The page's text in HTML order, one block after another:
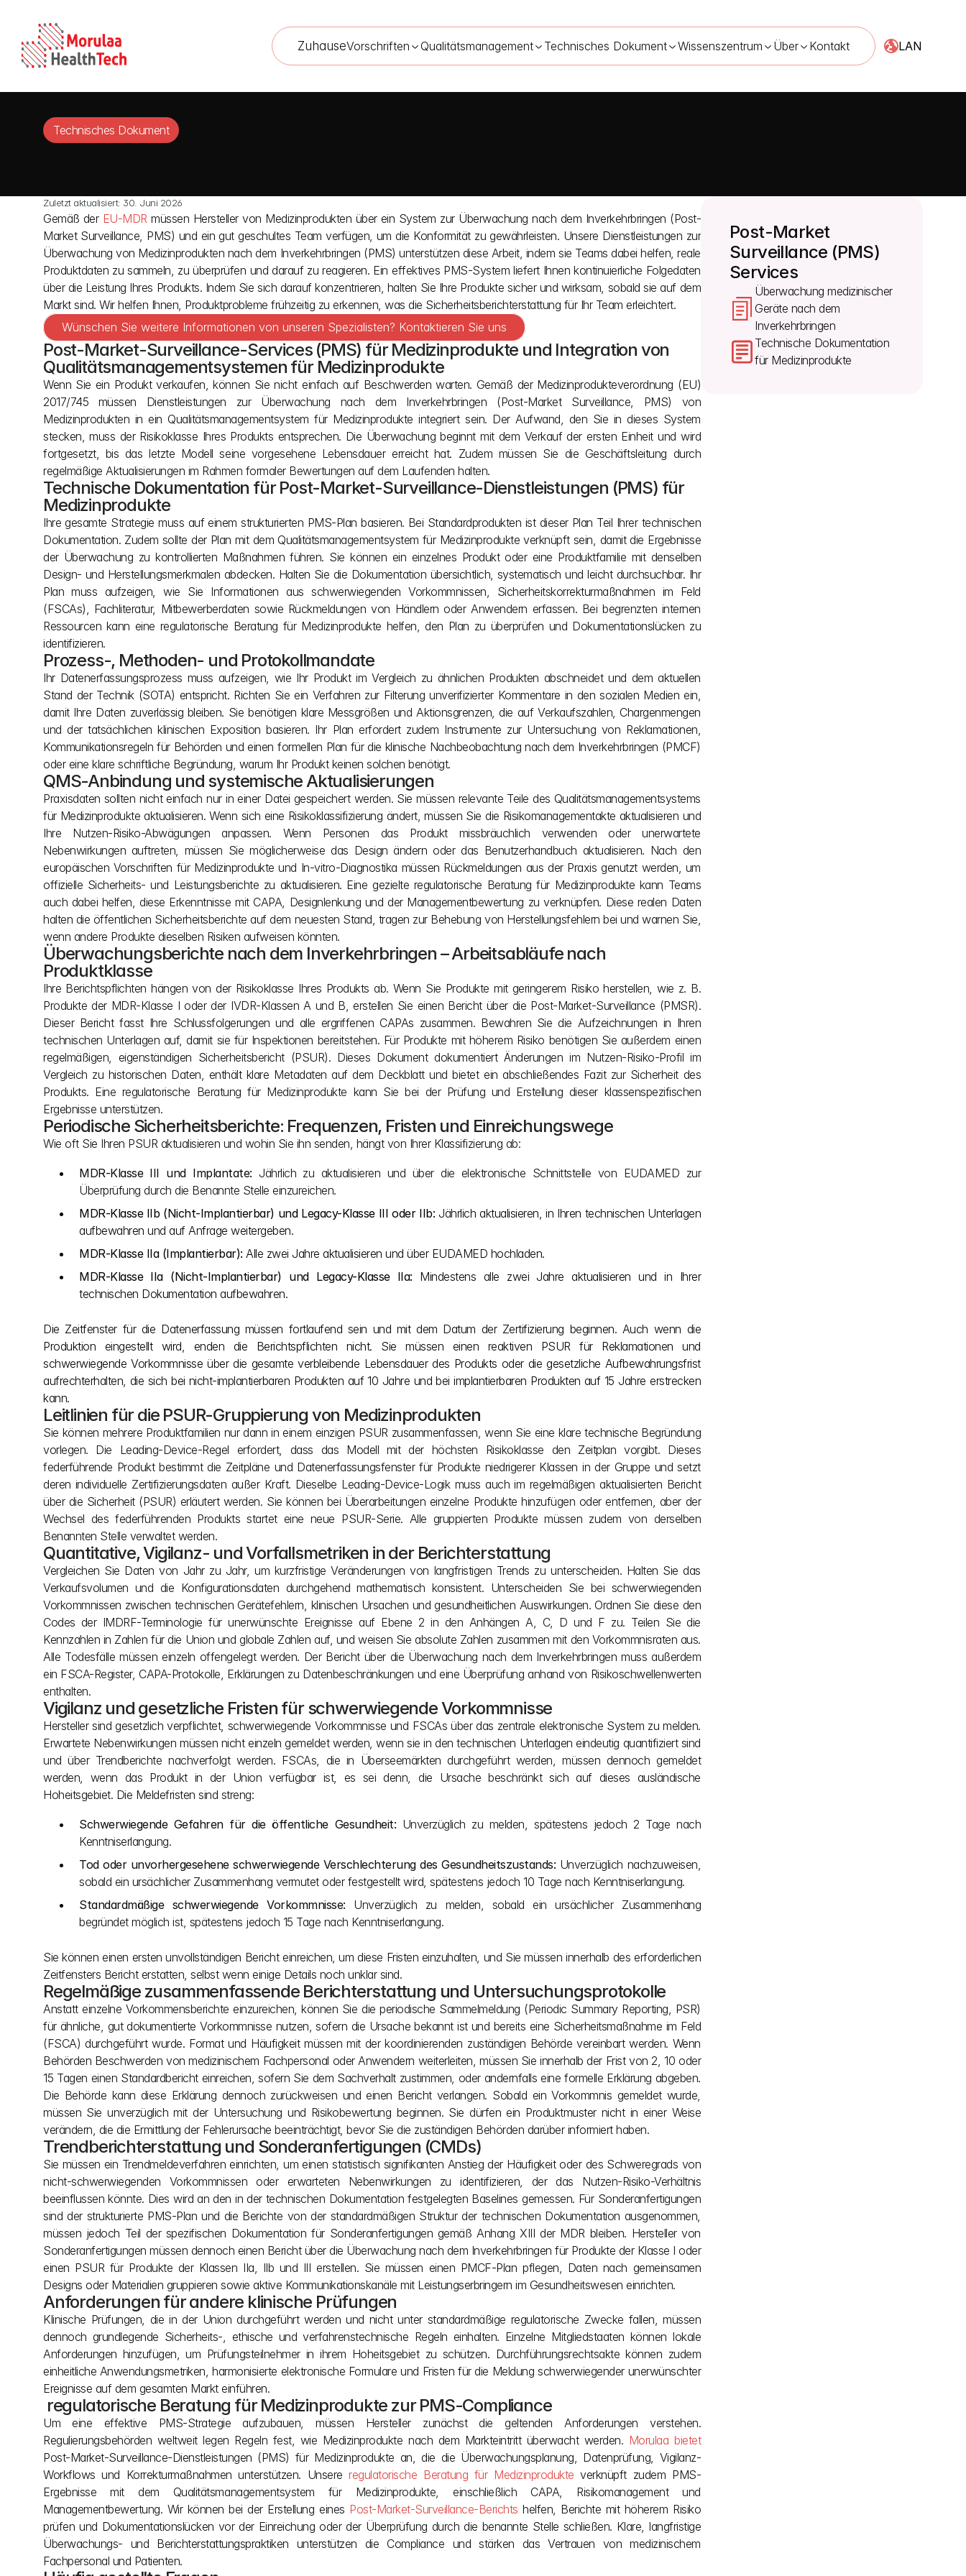
ZuhauseVorschriften Qualitätsmanagement Technisches Dokument Wissenszentrum Über Kontakt LAN
Technisches Dokument
Zuletzt aktualisiert: 30. Juni 2026
Gemäß der EU-MDR müssen Hersteller von Medizinprodukten über ein System zur Überwachung nach dem Inverkehrbringen (Post-
Market Surveillance, PMS) und ein gut geschultes Team verfügen, um die Konformität zu gewährleisten. Unsere Dienstleistungen zur
Überwachung von Medizinprodukten nach dem Inverkehrbringen (PMS) unterstützen diese Arbeit, indem sie Teams dabei helfen, reale
Produktdaten zu sammeln, zu überprüfen und darauf zu reagieren. Ein effektives PMS-System liefert Ihnen kontinuierliche Folgedaten
über die Leistung Ihres Produkts. Indem Sie sich darauf konzentrieren, halten Sie Ihre Produkte sicher und wirksam, sobald sie auf dem
Markt sind. Wir helfen Ihnen, Produktprobleme frühzeitig zu erkennen, was die Sicherheitsberichterstattung für Ihr Team erleichtert.
Wünschen Sie weitere Informationen von unseren Spezialisten? Kontaktieren Sie uns
Post-Market-Surveillance-Services (PMS) für Medizinprodukte und Integration von
Qualitätsmanagementsystemen für Medizinprodukte
Wenn Sie ein Produkt verkaufen, können Sie nicht einfach auf Beschwerden warten. Gemäß der Medizinprodukteverordnung (EU)
2017/745 müssen Dienstleistungen zur Überwachung nach dem Inverkehrbringen (Post-Market Surveillance, PMS) von
Medizinprodukten in ein Qualitätsmanagementsystem für Medizinprodukte integriert sein. Der Aufwand, den Sie in dieses System
stecken, muss der Risikoklasse Ihres Produkts entsprechen. Die Überwachung beginnt mit dem Verkauf der ersten Einheit und wird
fortgesetzt, bis das letzte Modell seine vorgesehene Lebensdauer erreicht hat. Zudem müssen Sie die Geschäftsleitung durch
regelmäßige Aktualisierungen im Rahmen formaler Bewertungen auf dem Laufenden halten.
Technische Dokumentation für Post-Market-Surveillance-Dienstleistungen (PMS) für
Medizinprodukte
Ihre gesamte Strategie muss auf einem strukturierten PMS-Plan basieren. Bei Standardprodukten ist dieser Plan Teil Ihrer technischen
Dokumentation. Zudem sollte der Plan mit dem Qualitätsmanagementsystem für Medizinprodukte verknüpft sein, damit die Ergebnisse
der Überwachung zu kontrollierten Maßnahmen führen. Sie können ein einzelnes Produkt oder eine Produktfamilie mit denselben
Design- und Herstellungsmerkmalen abdecken. Halten Sie die Dokumentation übersichtlich, systematisch und leicht durchsuchbar. Ihr
Plan muss aufzeigen, wie Sie Informationen aus schwerwiegenden Vorkommnissen, Sicherheitskorrekturmaßnahmen im Feld
(FSCAs), Fachliteratur, Mitbewerberdaten sowie Rückmeldungen von Händlern oder Anwendern erfassen. Bei begrenzten internen
Ressourcen kann eine regulatorische Beratung für Medizinprodukte helfen, den Plan zu überprüfen und Dokumentationslücken zu
identifizieren.
Prozess-, Methoden- und Protokollmandate
Ihr Datenerfassungsprozess muss aufzeigen, wie Ihr Produkt im Vergleich zu ähnlichen Produkten abschneidet und dem aktuellen
Stand der Technik (SOTA) entspricht. Richten Sie ein Verfahren zur Filterung unverifizierter Kommentare in den sozialen Medien ein,
damit Ihre Daten zuverlässig bleiben. Sie benötigen klare Messgrößen und Aktionsgrenzen, die auf Verkaufszahlen, Chargenmengen
und der tatsächlichen klinischen Exposition basieren. Ihr Plan erfordert zudem Instrumente zur Untersuchung von Reklamationen,
Kommunikationsregeln für Behörden und einen formellen Plan für die klinische Nachbeobachtung nach dem Inverkehrbringen (PMCF)
oder eine klare schriftliche Begründung, warum Ihr Produkt keinen solchen benötigt.
QMS-Anbindung und systemische Aktualisierungen
Praxisdaten sollten nicht einfach nur in einer Datei gespeichert werden. Sie müssen relevante Teile des Qualitätsmanagementsystems
für Medizinprodukte aktualisieren. Wenn sich eine Risikoklassifizierung ändert, müssen Sie die Risikomanagementakte aktualisieren und
Ihre Nutzen-Risiko-Abwägungen anpassen. Wenn Personen das Produkt missbräuchlich verwenden oder unerwartete
Nebenwirkungen auftreten, müssen Sie möglicherweise das Design ändern oder das Benutzerhandbuch aktualisieren. Nach den
europäischen Vorschriften für Medizinprodukte und In-vitro-Diagnostika müssen Rückmeldungen aus der Praxis genutzt werden, um
offizielle Sicherheits- und Leistungsberichte zu aktualisieren. Eine gezielte regulatorische Beratung für Medizinprodukte kann Teams
auch dabei helfen, diese Erkenntnisse mit CAPA, Designlenkung und der Managementbewertung zu verknüpfen. Diese realen Daten
halten die öffentlichen Sicherheitsberichte auf dem neuesten Stand, tragen zur Behebung von Herstellungsfehlern bei und warnen Sie,
wenn andere Produkte dieselben Risiken aufweisen könnten.
Überwachungsberichte nach dem Inverkehrbringen – Arbeitsabläufe nach
Produktklasse
Ihre Berichtspflichten hängen von der Risikoklasse Ihres Produkts ab. Wenn Sie Produkte mit geringerem Risiko herstellen, wie z. B.
Produkte der MDR-Klasse I oder der IVDR-Klassen A und B, erstellen Sie einen Bericht über die Post-Market-Surveillance (PMSR).
Dieser Bericht fasst Ihre Schlussfolgerungen und alle ergriffenen CAPAs zusammen. Bewahren Sie die Aufzeichnungen in Ihren
technischen Unterlagen auf, damit sie für Inspektionen bereitstehen. Für Produkte mit höherem Risiko benötigen Sie außerdem einen
regelmäßigen, eigenständigen Sicherheitsbericht (PSUR). Dieses Dokument dokumentiert Änderungen im Nutzen-Risiko-Profil im
Vergleich zu historischen Daten, enthält klare Metadaten auf dem Deckblatt und bietet ein abschließendes Fazit zur Sicherheit des
Produkts. Eine regulatorische Beratung für Medizinprodukte kann Sie bei der Prüfung und Erstellung dieser klassenspezifischen
Ergebnisse unterstützen.
Periodische Sicherheitsberichte: Frequenzen, Fristen und Einreichungswege
Wie oft Sie Ihren PSUR aktualisieren und wohin Sie ihn senden, hängt von Ihrer Klassifizierung ab:
MDR-Klasse III und Implantate: Jährlich zu aktualisieren und über die elektronische Schnittstelle von EUDAMED zur
Überprüfung durch die Benannte Stelle einzureichen.
MDR-Klasse IIb (Nicht-Implantierbar) und Legacy-Klasse III oder IIb: Jährlich aktualisieren, in Ihren technischen Unterlagen
aufbewahren und auf Anfrage weitergeben.
MDR-Klasse IIa (Implantierbar): Alle zwei Jahre aktualisieren und über EUDAMED hochladen.
MDR-Klasse IIa (Nicht-Implantierbar) und Legacy-Klasse IIa: Mindestens alle zwei Jahre aktualisieren und in Ihrer
technischen Dokumentation aufbewahren.
Die Zeitfenster für die Datenerfassung müssen fortlaufend sein und mit dem Datum der Zertifizierung beginnen. Auch wenn die
Produktion eingestellt wird, enden die Berichtspflichten nicht. Sie müssen einen reaktiven PSUR für Reklamationen und
schwerwiegende Vorkommnisse über die gesamte verbleibende Lebensdauer des Produkts oder die gesetzliche Aufbewahrungsfrist
aufrechterhalten, die sich bei nicht-implantierbaren Produkten auf 10 Jahre und bei implantierbaren Produkten auf 15 Jahre erstrecken
kann.
Leitlinien für die PSUR-Gruppierung von Medizinprodukten
Sie können mehrere Produktfamilien nur dann in einem einzigen PSUR zusammenfassen, wenn Sie eine klare technische Begründung
vorlegen. Die Leading-Device-Regel erfordert, dass das Modell mit der höchsten Risikoklasse den Zeitplan vorgibt. Dieses
federführende Produkt bestimmt die Zeitpläne und Datenerfassungsfenster für Produkte niedrigerer Klassen in der Gruppe und setzt
deren individuelle Zertifizierungsdaten außer Kraft. Dieselbe Leading-Device-Logik muss auch im regelmäßigen aktualisierten Bericht
über die Sicherheit (PSUR) erläutert werden. Sie können bei Überarbeitungen einzelne Produkte hinzufügen oder entfernen, aber der
Wechsel des federführenden Produkts startet eine neue PSUR-Serie. Alle gruppierten Produkte müssen zudem von derselben
Benannten Stelle verwaltet werden.
Quantitative, Vigilanz- und Vorfallsmetriken in der Berichterstattung
Vergleichen Sie Daten von Jahr zu Jahr, um kurzfristige Veränderungen von langfristigen Trends zu unterscheiden. Halten Sie das
Verkaufsvolumen und die Konfigurationsdaten durchgehend mathematisch konsistent. Unterscheiden Sie bei schwerwiegenden
Vorkommnissen zwischen technischen Gerätefehlern, klinischen Ursachen und gesundheitlichen Auswirkungen. Ordnen Sie diese den
Codes der IMDRF-Terminologie für unerwünschte Ereignisse auf Ebene 2 in den Anhängen A, C, D und F zu. Teilen Sie die
Kennzahlen in Zahlen für die Union und globale Zahlen auf, und weisen Sie absolute Zahlen zusammen mit den Vorkommnisraten aus.
Alle Todesfälle müssen einzeln offengelegt werden. Der Bericht über die Überwachung nach dem Inverkehrbringen muss außerdem
ein FSCA-Register, CAPA-Protokolle, Erklärungen zu Datenbeschränkungen und eine Überprüfung anhand von Risikoschwellenwerten
enthalten.
Vigilanz und gesetzliche Fristen für schwerwiegende Vorkommnisse
Hersteller sind gesetzlich verpflichtet, schwerwiegende Vorkommnisse und FSCAs über das zentrale elektronische System zu melden.
Erwartete Nebenwirkungen müssen nicht einzeln gemeldet werden, wenn sie in den technischen Unterlagen eindeutig quantifiziert sind
und über Trendberichte nachverfolgt werden. FSCAs, die in Überseemärkten durchgeführt werden, müssen dennoch gemeldet
werden, wenn das Produkt in der Union verfügbar ist, es sei denn, die Ursache beschränkt sich auf dieses ausländische
Hoheitsgebiet. Die Meldefristen sind streng:
Schwerwiegende Gefahren für die öffentliche Gesundheit: Unverzüglich zu melden, spätestens jedoch 2 Tage nach
Kenntniserlangung.
Tod oder unvorhergesehene schwerwiegende Verschlechterung des Gesundheitszustands: Unverzüglich nachzuweisen,
sobald ein ursächlicher Zusammenhang vermutet oder festgestellt wird, spätestens jedoch 10 Tage nach Kenntniserlangung.
Standardmäßige schwerwiegende Vorkommnisse: Unverzüglich zu melden, sobald ein ursächlicher Zusammenhang
begründet möglich ist, spätestens jedoch 15 Tage nach Kenntniserlangung.
Sie können einen ersten unvollständigen Bericht einreichen, um diese Fristen einzuhalten, und Sie müssen innerhalb des erforderlichen
Zeitfensters Bericht erstatten, selbst wenn einige Details noch unklar sind.
Regelmäßige zusammenfassende Berichterstattung und Untersuchungsprotokolle
Anstatt einzelne Vorkommensberichte einzureichen, können Sie die periodische Sammelmeldung (Periodic Summary Reporting, PSR)
für ähnliche, gut dokumentierte Vorkommnisse nutzen, sofern die Ursache bekannt ist und bereits eine Sicherheitsmaßnahme im Feld
(FSCA) durchgeführt wurde. Format und Häufigkeit müssen mit der koordinierenden zuständigen Behörde vereinbart werden. Wenn
Behörden Beschwerden von medizinischem Fachpersonal oder Anwendern weiterleiten, müssen Sie innerhalb der Frist von 2, 10 oder
15 Tagen einen Standardbericht einreichen, sofern Sie dem Sachverhalt zustimmen, oder andernfalls eine formelle Erklärung abgeben.
Die Behörde kann diese Erklärung dennoch zurückweisen und einen Bericht verlangen. Sobald ein Vorkommnis gemeldet wurde,
müssen Sie unverzüglich mit der Untersuchung und Risikobewertung beginnen. Sie dürfen ein Produktmuster nicht in einer Weise
verändern, die die Ermittlung der Fehlerursache beeinträchtigt, bevor Sie die zuständigen Behörden darüber informiert haben.
Trendberichterstattung und Sonderanfertigungen (CMDs)
Sie müssen ein Trendmeldeverfahren einrichten, um einen statistisch signifikanten Anstieg der Häufigkeit oder des Schweregrads von
nicht-schwerwiegenden Vorkommnissen oder erwarteten Nebenwirkungen zu identifizieren, der das Nutzen-Risiko-Verhältnis
beeinflussen könnte. Dies wird an den in der technischen Dokumentation festgelegten Baselines gemessen. Für Sonderanfertigungen
sind der strukturierte PMS-Plan und die Berichte von der standardmäßigen Struktur der technischen Dokumentation ausgenommen,
müssen jedoch Teil der spezifischen Dokumentation für Sonderanfertigungen gemäß Anhang XIII der MDR bleiben. Hersteller von
Sonderanfertigungen müssen dennoch einen Bericht über die Überwachung nach dem Inverkehrbringen für Produkte der Klasse I oder
einen PSUR für Produkte der Klassen IIa, IIb und III erstellen. Sie müssen einen PMCF-Plan pflegen, Daten nach gemeinsamen
Designs oder Materialien gruppieren sowie aktive Kommunikationskanäle mit Leistungserbringern im Gesundheitswesen einrichten.
Anforderungen für andere klinische Prüfungen
Klinische Prüfungen, die in der Union durchgeführt werden und nicht unter standardmäßige regulatorische Zwecke fallen, müssen
dennoch grundlegende Sicherheits-, ethische und verfahrenstechnische Regeln einhalten. Einzelne Mitgliedstaaten können lokale
Anforderungen hinzufügen, um Prüfungsteilnehmer in ihrem Hoheitsgebiet zu schützen. Durchführungsrechtsakte können zudem
einheitliche Anwendungsmetriken, harmonisierte elektronische Formulare und Fristen für die Meldung schwerwiegender unerwünschter
Ereignisse auf dem gesamten Markt einführen.
regulatorische Beratung für Medizinprodukte zur PMS-Compliance
Um eine effektive PMS-Strategie aufzubauen, müssen Hersteller zunächst die geltenden Anforderungen verstehen.
Regulierungsbehörden weltweit legen Regeln fest, wie Medizinprodukte nach dem Markteintritt überwacht werden. Morulaa bietet
Post-Market-Surveillance-Dienstleistungen (PMS) für Medizinprodukte an, die die Überwachungsplanung, Datenprüfung, Vigilanz-
Workflows und Korrekturmaßnahmen unterstützen. Unsere regulatorische Beratung für Medizinprodukte verknüpft zudem PMS-
Ergebnisse mit dem Qualitätsmanagementsystem für Medizinprodukte, einschließlich CAPA, Risikomanagement und
Managementbewertung. Wir können bei der Erstellung eines Post-Market-Surveillance-Berichts helfen, Berichte mit höherem Risiko
prüfen und Dokumentationslücken vor der Einreichung oder der Überprüfung durch die benannte Stelle schließen. Klare, langfristige
Überwachungs- und Berichterstattungspraktiken unterstützen die Compliance und stärken das Vertrauen von medizinischem
Fachpersonal und Patienten.
Post-Market
Surveillance (PMS)
Services
Überwachung medizinischer
Geräte nach dem
Inverkehrbringen
Technische Dokumentation
für Medizinprodukte